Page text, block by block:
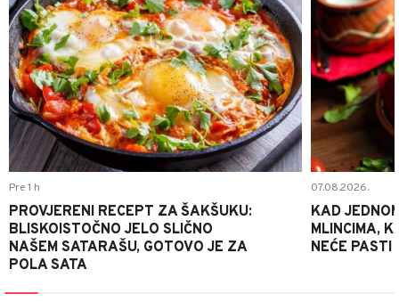
Pre 1 h
PROVJERENI RECEPT ZA ŠAKŠUKU:
BLISKOISTOČNO JELO SLIČNO
NAŠEM SATARAŠU, GOTOVO JE ZA
POLA SATA
07.08.2026.
KAD
MLINCIMA,
NEĆE PASTI